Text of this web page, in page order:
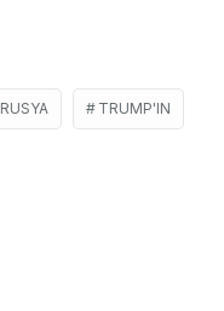
RUSYA TRUMP'IN